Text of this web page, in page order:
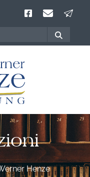
Henze